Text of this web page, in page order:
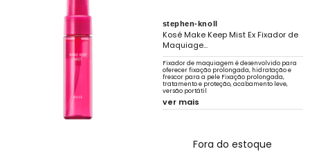
stephen-knoll
Kosé Make Keep Mist Ex Fixador de
Maquiage...
Fixador de maquiagem é desenvolvido para
oferecer fixação prolongada, hidratação e
frescor para a pele Fixação prolongada,
tratamento e proteção, acabamento leve,
versão portátil
ver mais
Fora do estoque